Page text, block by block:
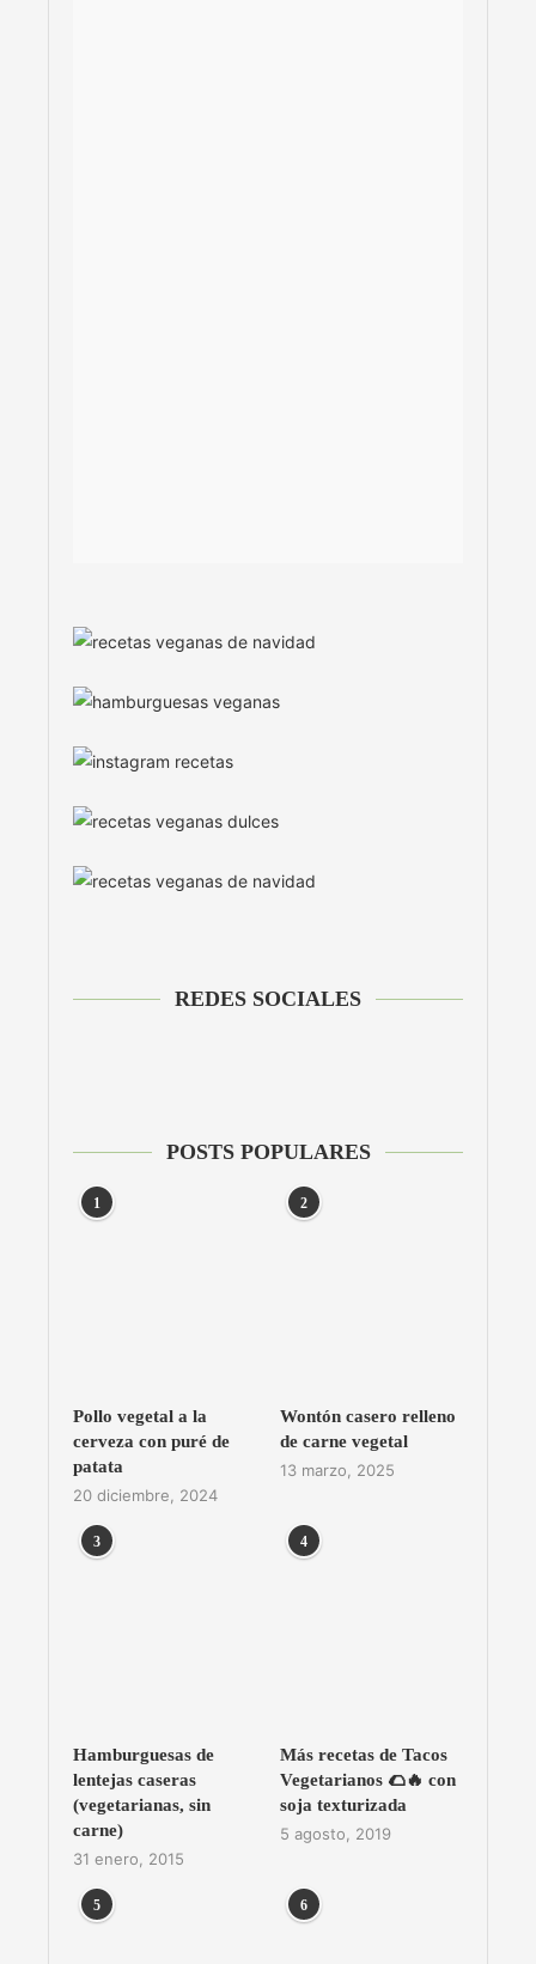
REDES SOCIALES
POSTS POPULARES
1
Pollo vegetal a la
cerveza con puré de
patata
20 diciembre, 2024
2
Wontón casero relleno
de carne vegetal
13 marzo, 2025
3
Hamburguesas de
lentejas caseras
(vegetarianas, sin
carne)
31 enero, 2015
4
Más recetas de Tacos
Vegetarianos 🌮🔥 con
soja texturizada
5 agosto, 2019
5 6